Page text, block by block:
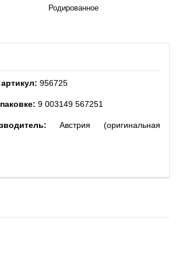
Родированное
956725
9 003149 567251
Австрия (оригинальная